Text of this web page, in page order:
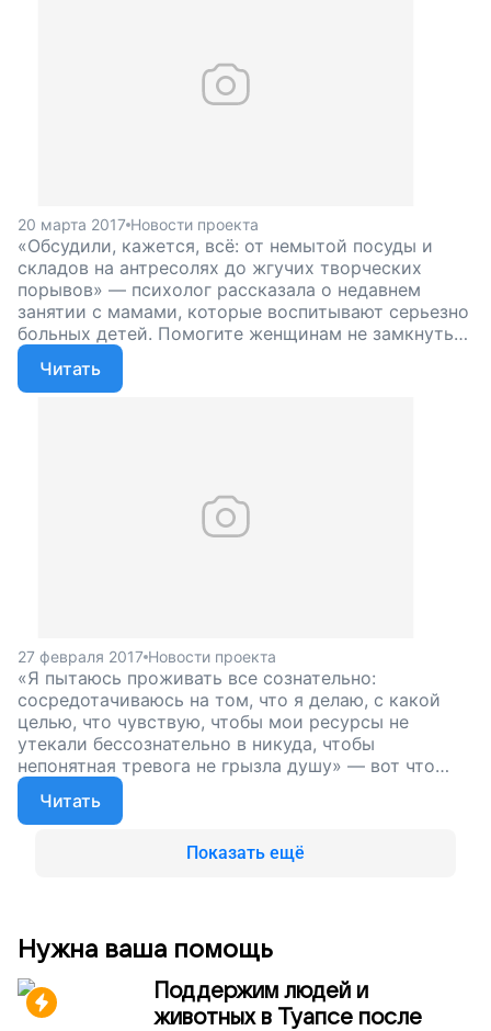
20 марта 2017 Новости проекта
«Обсудили, кажется, всё: от немытой посуды и
складов на антресолях до жгучих творческих
порывов» — психолог рассказала о недавнем
занятии с мамами, которые воспитывают серьезно
больных детей. Помогите женщинам не замкнуться
в себе, не уйти целиком в болезнь своего ребенка,
поддержите наш проект!
Читать
27 февраля 2017 Новости проекта
«Я пытаюсь проживать все сознательно:
сосредотачиваюсь на том, что я делаю, с какой
целью, что чувствую, чтобы мои ресурсы не
утекали бессознательно в никуда, чтобы
непонятная тревога не грызла душу» — вот что
пишет Васелина, мама Марка, о занятиях с
психологом. На занятиях родители детей с
нарушениями здоровья говорят о своих страхах,
учатся жить в ладу с собой. Помогите Васелине и
Читать
Показать ещё
Нужна ваша помощь
Поддержим людей и
животных в Туапсе после